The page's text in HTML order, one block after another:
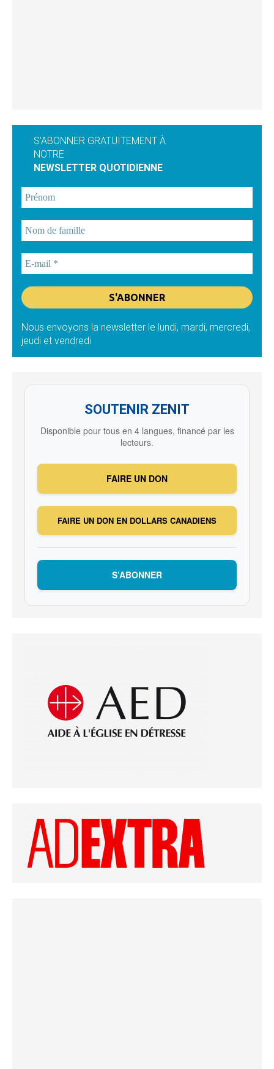
S'ABONNER GRATUITEMENT À
NOTRE
NEWSLETTER QUOTIDIENNE
Nous envoyons la newsletter le lundi, mardi, mercredi,
jeudi et vendredi
SOUTENIR ZENIT
Disponible pour tous en 4 langues, financé par les
lecteurs.
FAIRE UN DON
FAIRE UN DON EN DOLLARS CANADIENS
S’ABONNER